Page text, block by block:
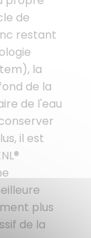
de
restant
la
de la
de l'eau
il est
plus
de la